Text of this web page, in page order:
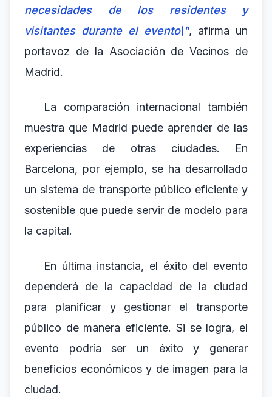
necesidades de los residentes y
visitantes durante el evento\", afirma un
portavoz de la Asociación de Vecinos de
Madrid.
La comparación internacional también
muestra que Madrid puede aprender de las
experiencias de otras ciudades. En
Barcelona, por ejemplo, se ha desarrollado
un sistema de transporte público eficiente y
sostenible que puede servir de modelo para
la capital.
En última instancia, el éxito del evento
dependerá de la capacidad de la ciudad
para planificar y gestionar el transporte
público de manera eficiente. Si se logra, el
evento podría ser un éxito y generar
beneficios económicos y de imagen para la
ciudad.